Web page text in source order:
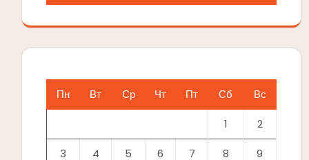
Пн Вт Ср Чт Пт Сб Вс
1 2
3 4 5 6 7 8 9